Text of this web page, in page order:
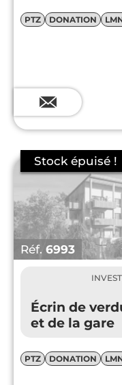
PTZ DONATION
Réf. 6993
Écrin de
et de la gare
PTZ DONATION